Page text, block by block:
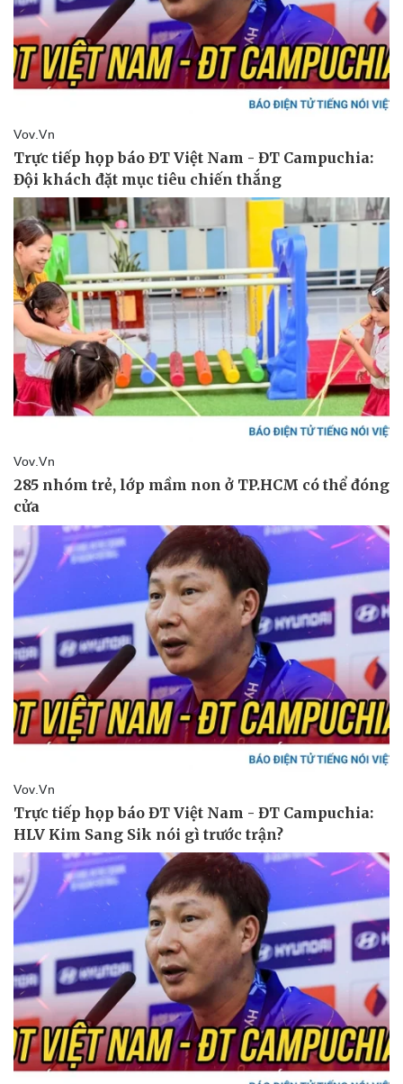
Pháp luật
Vụ án
Quân sự - Quốc phòng
Vũ khí
Việt Nam